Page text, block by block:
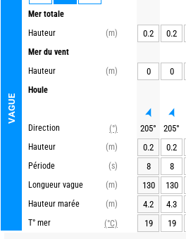
VAGUE
Mer totale
Hauteur
(m)
Mer du vent
Hauteur
(m)
Houle
Direction
(°)
Hauteur
(m)
Période
(s)
Longueur vague
(m)
Hauteur marée
(m)
T° mer
(°C)
0.2 0.2
0 0
205° 205°
0.2
0.2
8
8
130
130
4.2
4.3
19
19